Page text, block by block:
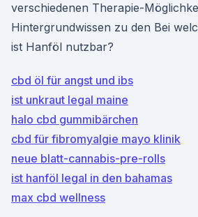
verschiedenen Therapie-
Hintergrundwissen zu den Bei
ist Hanföl nutzbar?
cbd öl für angst und ibs
ist unkraut legal maine
halo cbd gummibärchen
cbd für fibromyalgie mayo klinik
neue blatt-cannabis-pre-rolls
ist hanföl legal in den bahamas
max cbd wellness